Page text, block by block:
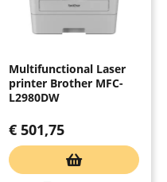
Multifunctional Laser
printer Brother MFC-
L2980DW
€ 501,75